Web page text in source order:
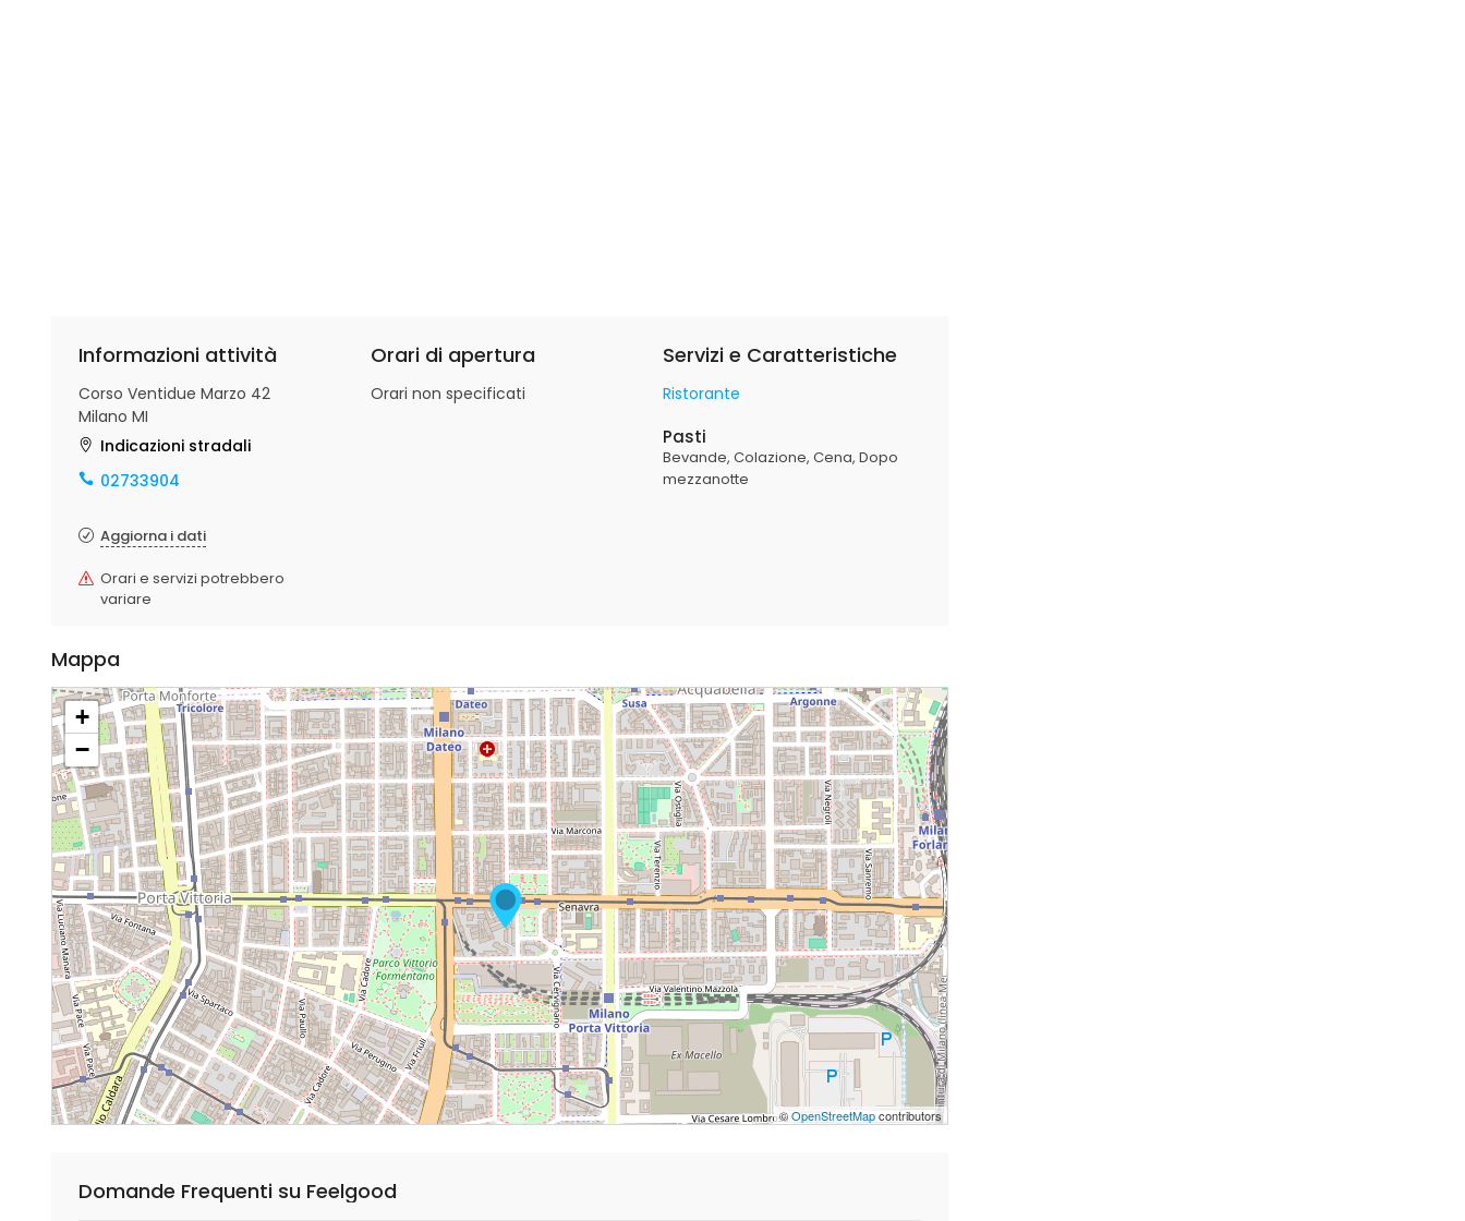
Informazioni attività
Corso Ventidue Marzo 42
Milano MI
Indicazioni stradali
02733904
Aggiorna i dati
Orari e servizi potrebbero
variare
Orari di apertura
Orari non specificati
Servizi e Caratteristiche
Ristorante
Pasti
Bevande Colazione Cena Dopo
mezzanotte
Mappa
+
−
©OpenStreetMapcontributors
Domande Frequenti su Feelgood